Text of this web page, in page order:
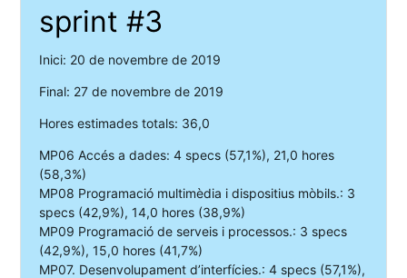
sprint #3
Inici: 20 de novembre de 2019
Final: 27 de novembre de 2019
Hores estimades totals: 36,0
MP06 Accés a dades: 4 specs (57,1%), 21,0 hores
(58,3%)
MP08 Programació multimèdia i dispositius mòbils.: 3
specs (42,9%), 14,0 hores (38,9%)
MP09 Programació de serveis i processos.: 3 specs
(42,9%), 15,0 hores (41,7%)
MP07. Desenvolupament d’interfícies.: 4 specs (57,1%),